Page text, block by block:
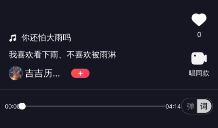
你还怕大雨吗
我喜欢看下雨、不喜欢被雨淋
吉吉历险记
0
唱同款
00:00 04:14